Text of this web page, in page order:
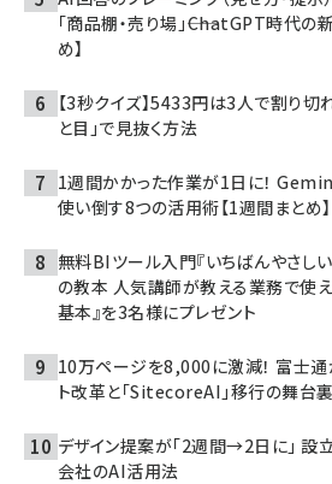
「商品棚・売り場」――ChatGPT時代
め】
【3秒クイズ】5433円は3人で割り切
と目」で見抜く方法
1週間かかった作業が1日に！
使い倒す8つの活用術【1週間まとめ】
無料BIツール入門『いちばんやさし
の教本 人気講師が教える業務で使
基本』を3名様にプレゼント
10万ページを8,000に激減！ 富士
ト改革と「SitecoreAI」移行の舞台裏
デザイン提案が「2週間→2日に」 設
会社のAI活用法